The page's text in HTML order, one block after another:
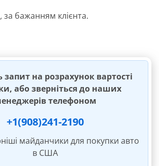
за бажанням клієнта.
запит на розрахунок вартості
або зверніться до наших
телефоном
+1(908)241-2190
майданчики для покупки авто
в США